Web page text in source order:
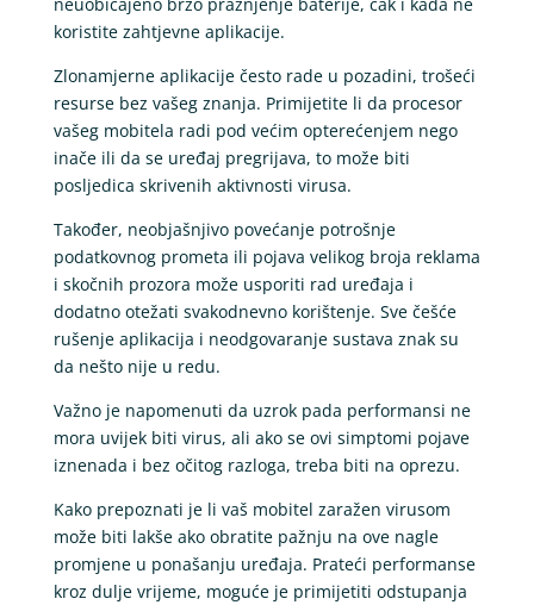
koristite zahtjevne aplikacije.
Zlonamjerne aplikacije često rade u pozadini, trošeći
resurse bez vašeg znanja. Primijetite li da procesor
vašeg mobitela radi pod većim opterećenjem nego
inače ili da se uređaj pregrijava, to može biti
posljedica skrivenih aktivnosti virusa.
Također, neobjašnjivo povećanje potrošnje
podatkovnog prometa ili pojava velikog broja reklama
i skočnih prozora može usporiti rad uređaja i
dodatno otežati svakodnevno korištenje. Sve češće
rušenje aplikacija i neodgovaranje sustava znak su
da nešto nije u redu.
Važno je napomenuti da uzrok pada performansi ne
mora uvijek biti virus, ali ako se ovi simptomi pojave
iznenada i bez očitog razloga, treba biti na oprezu.
Kako prepoznati je li vaš mobitel zaražen virusom
može biti lakše ako obratite pažnju na ove nagle
promjene u ponašanju uređaja. Prateći performanse
kroz dulje vrijeme, moguće je primijetiti odstupanja